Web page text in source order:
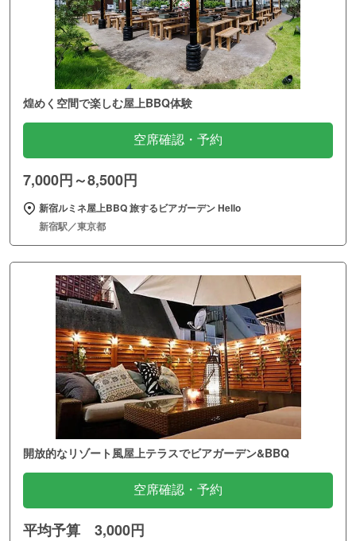
煌めく空間で楽しむ屋上BBQ体験
空席確認・予約
7,000円～8,500円
新宿ルミネ屋上BBQ 旅するビアガーデン Hello
新宿駅／東京都
開放的なリゾート風屋上テラスでビアガーデン&BBQ
空席確認・予約
平均予算 3,000円